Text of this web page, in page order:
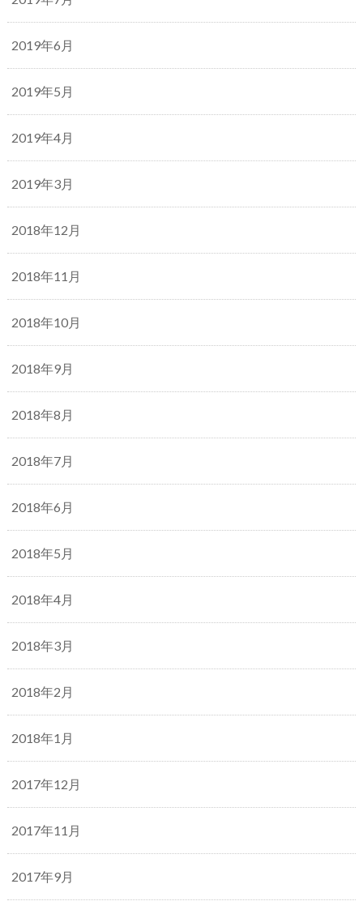
2019年6月
2019年5月
2019年4月
2019年3月
2018年12月
2018年11月
2018年10月
2018年9月
2018年8月
2018年7月
2018年6月
2018年5月
2018年4月
2018年3月
2018年2月
2018年1月
2017年12月
2017年11月
2017年9月